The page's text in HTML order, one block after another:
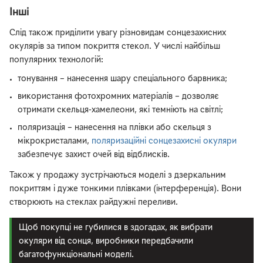
Інші
Слід також приділити увагу різновидам сонцезахисних
окулярів за типом покриття стекол. У числі найбільш
популярних технологій:
тонування – нанесення шару спеціального барвника;
використання фотохромних матеріалів – дозволяє
отримати скельця-хамелеони, які темніють на світлі;
поляризація – нанесення на плівки або скельця з
мікрокристалами, поляризаційні сонцезахисні окуляри
забезпечує захист очей від відблисків.
Також у продажу зустрічаються моделі з дзеркальним
покриттям і дуже тонкими плівками (інтерференція). Вони
створюють на стеклах райдужні переливи.
Щоб покупці не губилися в здогадах, як вибрати
окуляри від сонця, виробники передбачили
багатофункціональні моделі.